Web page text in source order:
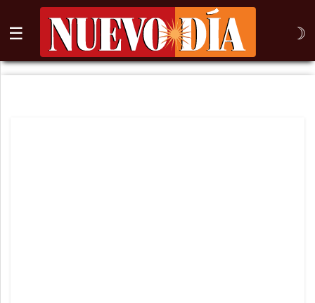
☰ ☽
⌕